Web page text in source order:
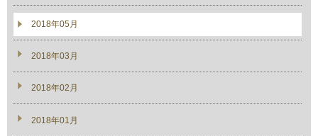
2018年05月
2018年03月
2018年02月
2018年01月